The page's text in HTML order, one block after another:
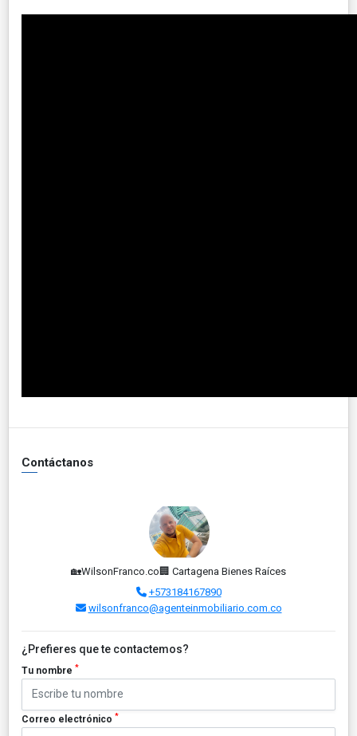
Contáctanos
🏡WilsonFranco.co🏢 Cartagena Bienes Raíces
+573184167890
wilsonfranco@agenteinmobiliario.com.co
¿Prefieres que te contactemos?
Tu nombre *
Correo electrónico *